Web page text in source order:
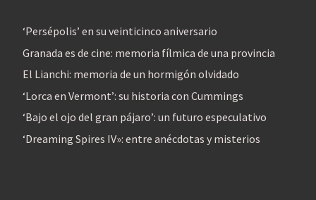
‘Persépolis’ en su veinticinco aniversario
Granada es de cine: memoria fílmica de una provincia
El Lianchi: memoria de un hormigón olvidado
‘Lorca en Vermont’: su historia con Cummings
‘Bajo el ojo del gran pájaro’: un futuro especulativo
‘Dreaming Spires IV»: entre anécdotas y misterios